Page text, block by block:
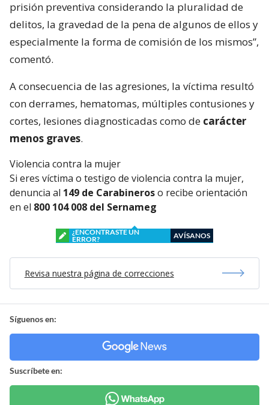
prisión preventiva considerando la pluralidad de
delitos, la gravedad de la pena de algunos de ellos y
especialmente la forma de comisión de los mismos”,
comentó.
A consecuencia de las agresiones, la víctima resultó
con derrames, hematomas, múltiples contusiones y
cortes, lesiones diagnosticadas como de carácter
menos graves.
Violencia contra la mujer
Si eres víctima o testigo de violencia contra la mujer,
denuncia al 149 de Carabineroso recibe orientación
en el 800 104 008 del Sernameg
¿ENCONTRASTE UN
ERROR?
AVÍSANOS
Revisa nuestra página de correcciones
Síguenos en:
Suscríbete en: